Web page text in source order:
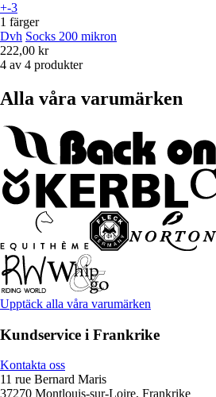
+-3
1 färger
Dvh Socks 200 mikron
222,00 kr
4 av 4 produkter
Alla våra varumärken
Upptäck alla våra varumärken
Kundservice i Frankrike
Kontakta oss
11 rue Bernard Maris
37270 Montlouis-sur-Loire, Frankrike